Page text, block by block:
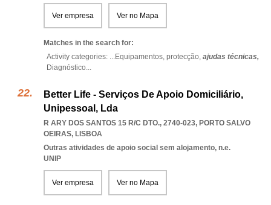
Ver empresa Ver no Mapa
Matches in the search for:
Activity categories: ...Equipamentos, protecção, ajudas técnicas,
Diagnóstico...
Better Life - Serviços De Apoio Domiciliário,
Unipessoal, Lda
R ARY DOS SANTOS 15 R/C DTO., 2740-023, PORTO SALVO
OEIRAS, LISBOA
Outras atividades de apoio social sem alojamento, n.e.
UNIP
Ver empresa Ver no Mapa